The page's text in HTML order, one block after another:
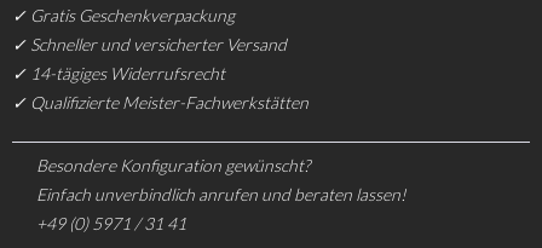
✓ Gratis Geschenkverpackung
✓ Schneller und versicherter Versand
✓ 14-tägiges Widerrufsrecht
✓ Qualifizierte Meister-Fachwerkstätten
Besondere Konfiguration gewünscht?
Einfach unverbindlich anrufen und beraten lassen!
+49 (0) 5971 / 31 41